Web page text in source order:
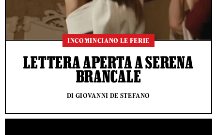
INCOMINCIANO LE FERIE
LETTERA APERTA A SERENA
BRANCALE
DI GIOVANNI DE STEFANO